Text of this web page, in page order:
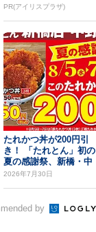
PR(アイリスプラザ)
たれかつ丼が200円引
き！ 「たれとん」初の
夏の感謝祭、新橋・中
野北口で開催
2026年7月30日
by